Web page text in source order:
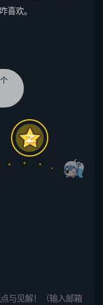
喜欢。
与见解！（输入邮箱